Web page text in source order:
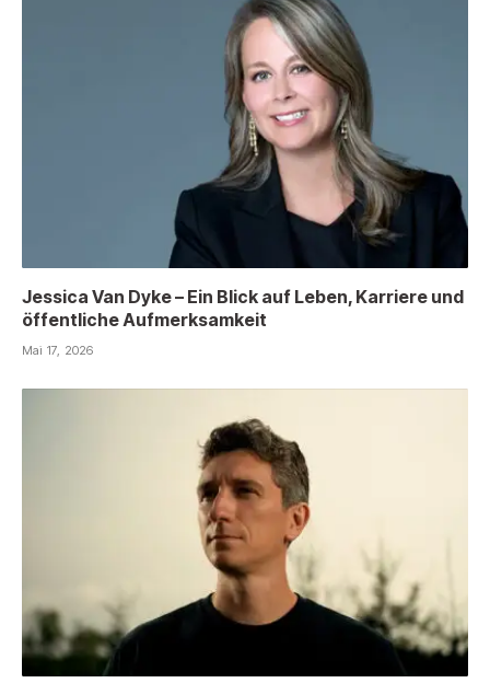
Jessica Van Dyke – Ein Blick auf Leben, Karriere und
öffentliche Aufmerksamkeit
Mai 17, 2026